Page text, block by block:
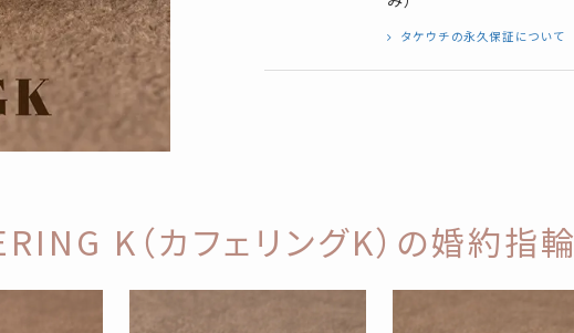
タケウチの永久保証について
K（カフェリングK）の婚約指輪